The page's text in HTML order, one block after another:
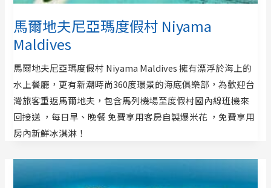
馬爾地夫尼亞瑪度假村 Niyama
Maldives
馬爾地夫尼亞瑪度假村 Niyama Maldives 擁有漂浮於海上的
水上餐廳，更有新潮時尚360度環景的海底俱樂部，為歡迎台
灣旅客重返馬爾地夫，包含馬列機場至度假村國內線班機來
回接送 ，每日早、晚餐 免費享用客房自製爆米花 ，免費享用
房內新鮮冰淇淋！